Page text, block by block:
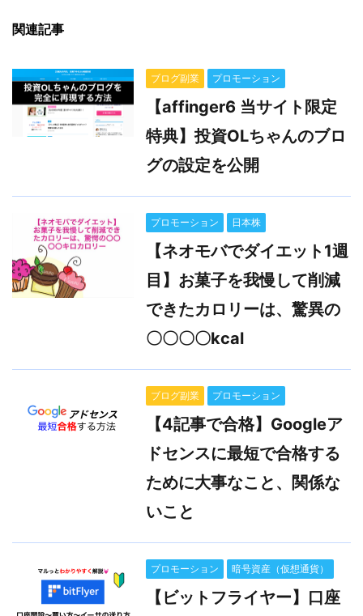
関連記事
ブログ副業 プロモーション
【affinger6 当サイト限定
特典】投資OLちゃんのブロ
グの設定を公開
プロモーション 日本株
【ネオモバでダイエット1週
目】お菓子を我慢して削減
できたカロリーは、驚異の
〇〇〇〇kcal
ブログ副業 プロモーション
【4記事で合格】Googleア
ドセンスに最短で合格する
ために大事なこと、関係な
いこと
プロモーション 暗号資産（仮想通貨）
【ビットフライヤー】口座